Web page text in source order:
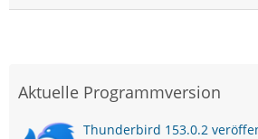
Aktuelle Programmversion
Thunderbird 153.0.2